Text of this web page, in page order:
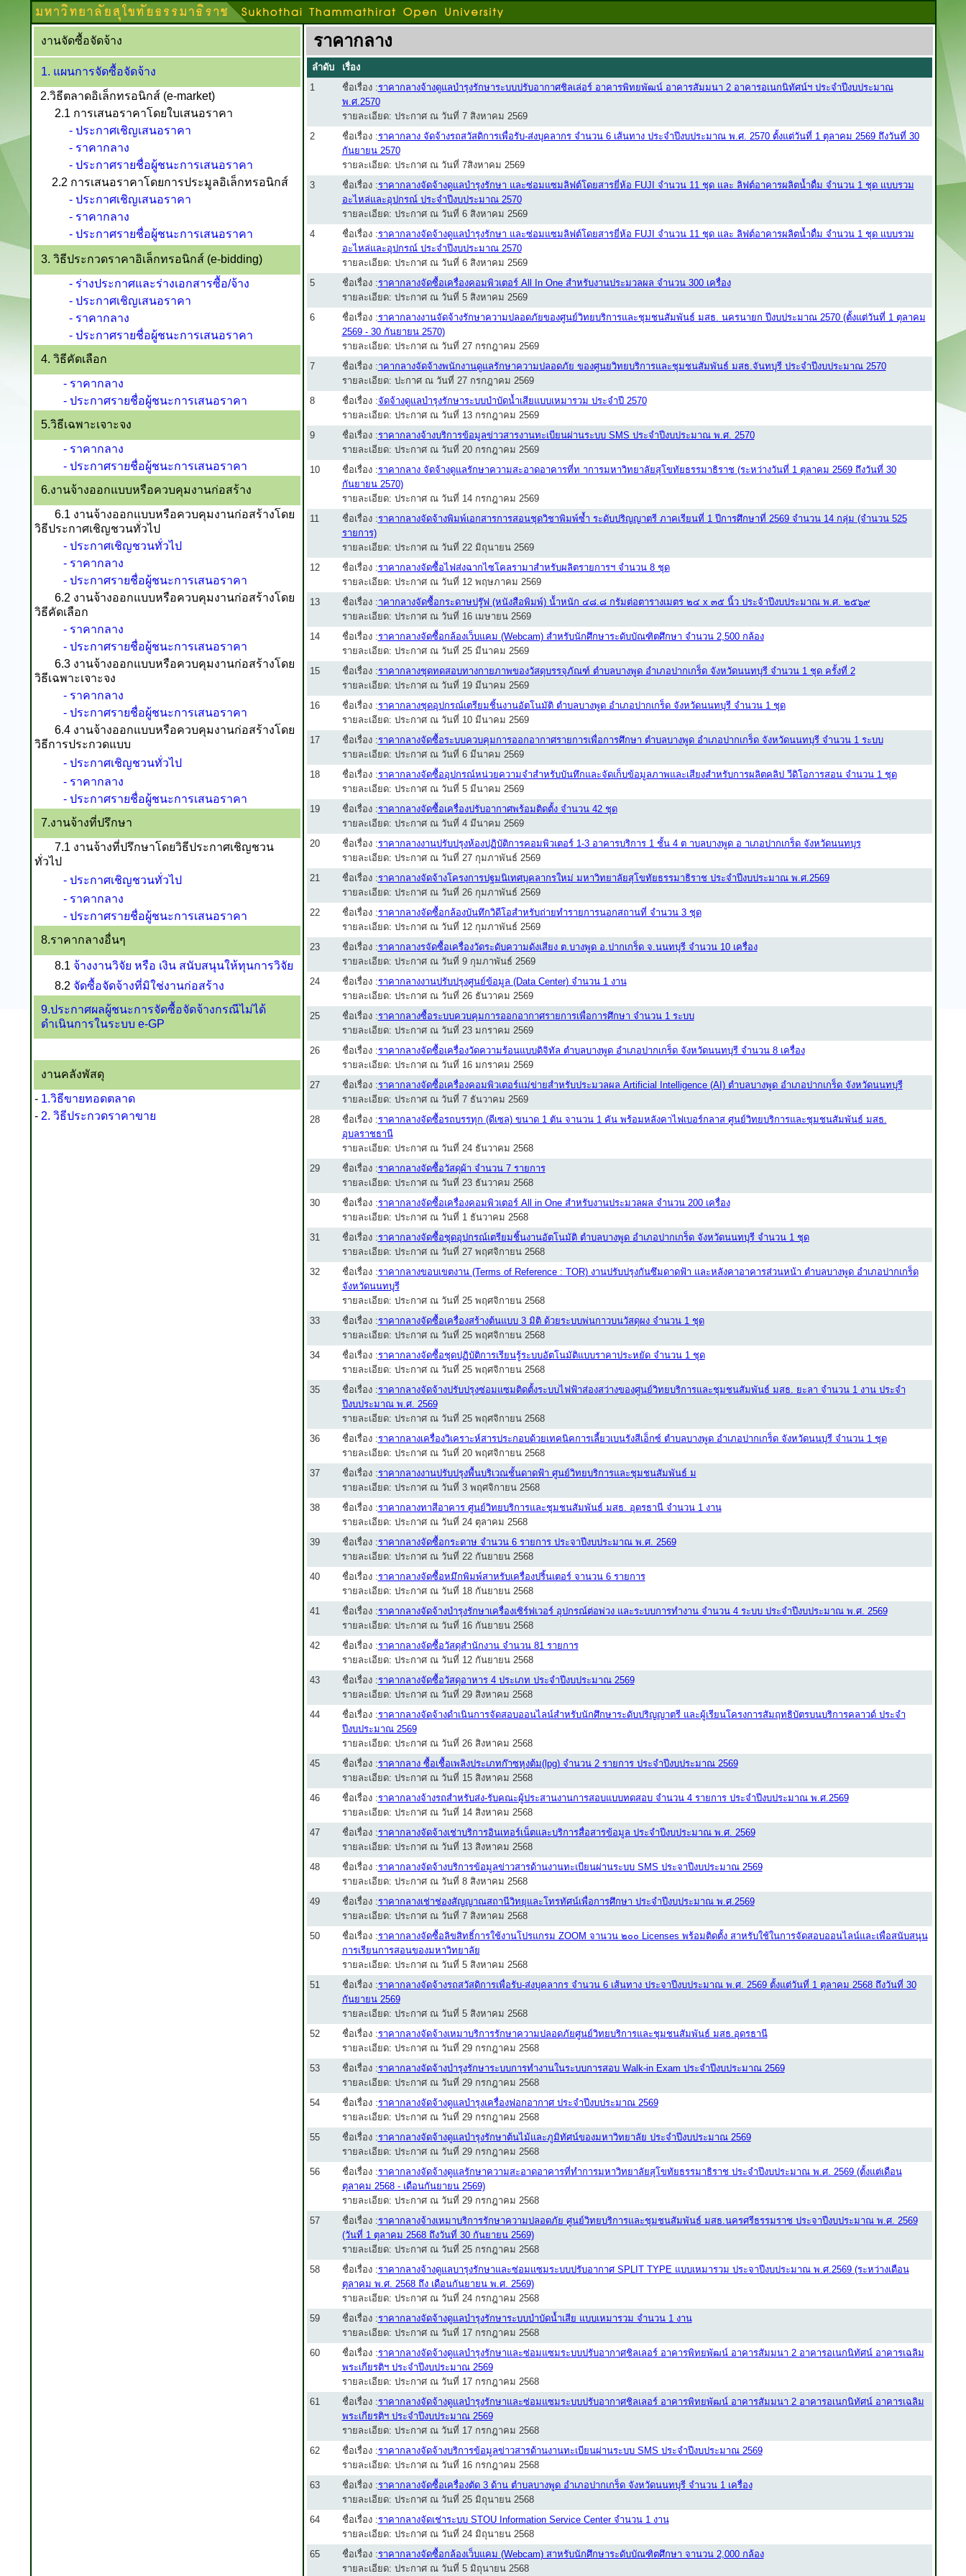
งานจัดซื้อจัดจ้าง
1. แผนการจัดซื้อจัดจ้าง
2.วิธีตลาดอิเล็กทรอนิกส์ (e-market)
2.1 การเสนอราคาโดยใบเสนอราคา
- ประกาศเชิญเสนอราคา
- ราคากลาง
- ประกาศรายชื่อผู้ชนะการเสนอราคา
2.2 การเสนอราคาโดยการประมูลอิเล็กทรอนิกส์
- ประกาศเชิญเสนอราคา
- ราคากลาง
- ประกาศรายชื่อผู้ชนะการเสนอราคา
3. วิธีประกวดราคาอิเล็กทรอนิกส์ (e-bidding)
- ร่างประกาศและร่างเอกสารซื้อ/จ้าง
- ประกาศเชิญเสนอราคา
- ราคากลาง
- ประกาศรายชื่อผู้ชนะการเสนอราคา
4. วิธีคัดเลือก
- ราคากลาง
- ประกาศรายชื่อผู้ชนะการเสนอราคา
5.วิธีเฉพาะเจาะจง
- ราคากลาง
- ประกาศรายชื่อผู้ชนะการเสนอราคา
6.งานจ้างออกแบบหรือควบคุมงานก่อสร้าง
6.1 งานจ้างออกแบบหรือควบคุมงานก่อสร้างโดย
วิธีประกาศเชิญชวนทั่วไป
- ประกาศเชิญชวนทั่วไป
- ราคากลาง
- ประกาศรายชื่อผู้ชนะการเสนอราคา
6.2 งานจ้างออกแบบหรือควบคุมงานก่อสร้างโดย
วิธีคัดเลือก
- ราคากลาง
- ประกาศรายชื่อผู้ชนะการเสนอราคา
6.3 งานจ้างออกแบบหรือควบคุมงานก่อสร้างโดย
วิธีเฉพาะเจาะจง
- ราคากลาง
- ประกาศรายชื่อผู้ชนะการเสนอราคา
6.4 งานจ้างออกแบบหรือควบคุมงานก่อสร้างโดย
วิธีการประกวดแบบ
- ประกาศเชิญชวนทั่วไป
- ราคากลาง
- ประกาศรายชื่อผู้ชนะการเสนอราคา
7.งานจ้างที่ปรึกษา
7.1 งานจ้างที่ปรึกษาโดยวิธีประกาศเชิญชวน
ทั่วไป
- ประกาศเชิญชวนทั่วไป
- ราคากลาง
- ประกาศรายชื่อผู้ชนะการเสนอราคา
8.ราคากลางอื่นๆ
8.1 จ้างงานวิจัย หรือ เงิน สนับสนุนให้ทุนการวิจัย
8.2 จัดซื้อจัดจ้างที่มิใช่งานก่อสร้าง
9.ประกาศผลผู้ชนะการจัดซื้อจัดจ้างกรณีไม่ได้
ดำเนินการในระบบ e-GP
งานคลังพัสดุ
- 1.วิธีขายทอดตลาด
- 2. วิธีประกวดราคาขาย
ราคากลาง
ลำดับ
เรื่อง
1
ชื่อเรื่อง :ราคากลางจ้างดูแลบำรุงรักษาระบบปรับอากาศชิลเล่อร์ อาคารพิทยพัฒน์ อาคารสัมมนา 2 อาคารอเนกนิทัศน์ฯ ประจำปีงบประมาณ
พ.ศ.2570
รายละเอียด: ประกาศ ณ วันที่ 7 สิงหาคม 2569
2
ชื่อเรื่อง :ราคากลาง จัดจ้างรถสวัสดิการเพื่อรับ-ส่งบุคลากร จำนวน 6 เส้นทาง ประจำปีงบประมาณ พ.ศ. 2570 ตั้งแต่วันที่ 1 ตุลาคม 2569 ถึงวันที่ 30
กันยายน 2570
รายละเอียด: ประกาศ ณ วันที่ 7สิงหาคม 2569
3
ชื่อเรื่อง :ราคากลางจัดจ้างดูแลบำรุงรักษา และซ่อมแซมลิฟต์โดยสารยี่ห้อ FUJI จำนวน 11 ชุด และ ลิฟต์อาคารผลิตน้ำดื่ม จำนวน 1 ชุด แบบรวม
อะไหล่และอุปกรณ์ ประจำปีงบประมาณ 2570
รายละเอียด: ประกาศ ณ วันที่ 6 สิงหาคม 2569
4
ชื่อเรื่อง :ราคากลางจัดจ้างดูแลบำรุงรักษา และซ่อมแซมลิฟต์โดยสารยี่ห้อ FUJI จำนวน 11 ชุด และ ลิฟต์อาคารผลิตน้ำดื่ม จำนวน 1 ชุด แบบรวม
อะไหล่และอุปกรณ์ ประจำปีงบประมาณ 2570
รายละเอียด: ประกาศ ณ วันที่ 6 สิงหาคม 2569
5
ชื่อเรื่อง :ราคากลางจัดซื้อเครื่องคอมพิวเตอร์ All In One สำหรับงานประมวลผล จำนวน 300 เครื่อง
รายละเอียด: ประกาศ ณ วันที่ 5 สิงหาคม 2569
6
ชื่อเรื่อง :ราคากลางงานจัดจ้างรักษาความปลอดภัยของศูนย์วิทยบริการและชุมชนสัมพันธ์ มสธ. นครนายก ปีงบประมาณ 2570 (ตั้งแต่วันที่ 1 ตุลาคม
2569 - 30 กันยายน 2570)
รายละเอียด: ประกาศ ณ วันที่ 27 กรกฎาคม 2569
7
ชื่อเรื่อง :าคากลางจัดจ้างพนักงานดูแลรักษาความปลอดภัย ของศูนยวิทยบริการและชุมชนสัมพันธ์ มสธ.จันทบุรี ประจําปีงบประมาณ 2570
รายละเอียด: ปะกาศ ณ วันที่ 27 กรกฎาคม 2569
8
ชื่อเรื่อง :จัดจ้างดูแลบำรุงรักษาระบบบำบัดน้ำเสียแบบเหมารวม ประจำปี 2570
รายละเอียด: ประกาศ ณ วันที่ 13 กรกฎาคม 2569
9
ชื่อเรื่อง :ราคากลางจ้างบริการข้อมูลข่าวสารงานทะเบียนผ่านระบบ SMS ประจำปีงบประมาณ พ.ศ. 2570
รายละเอียด: ประกาศ ณ วันที่ 20 กรกฎาคม 2569
10
ชื่อเรื่อง :ราคากลาง จัดจ้างดูแลรักษาความสะอาดอาคารที่ท าการมหาวิทยาลัยสุโขทัยธรรมาธิราช (ระหว่างวันที่ 1 ตุลาคม 2569 ถึงวันที่ 30
กันยายน 2570)
รายละเอียด: ประกาศ ณ วันที่ 14 กรกฎาคม 2569
11
ชื่อเรื่อง :ราคากลางจัดจ้างพิมพ์เอกสารการสอนชุดวิชาพิมพ์ซ้ำ ระดับปริญญาตรี ภาคเรียนที่ 1 ปีการศึกษาที่ 2569 จำนวน 14 กลุ่ม (จำนวน 525
รายการ)
รายละเอียด: ประกาศ ณ วันที่ 22 มิถุนายน 2569
12
ชื่อเรื่อง :ราคากลางจัดซื้อไฟส่งฉากไซโคลรามาสำหรับผลิตรายการฯ จำนวน 8 ชุด
รายละเอียด: ประกาศ ณ วันที่ 12 พฤษภาคม 2569
13
ชื่อเรื่อง :าคากลางจัดซื้อกระดาษปรู๊ฟ (หนังสือพิมพ์) น้้าหนัก ๔๘.๘ กรัมต่อตารางเมตร ๒๔ x ๓๕ นิ้ว ประจ้าปีงบประมาณ พ.ศ. ๒๕๖๙
รายละเอียด: ประกาศ ณ วันที่ 16 เมษายน 2569
14
ชื่อเรื่อง :ราคากลางจัดซื้อกล้องเว็บแคม (Webcam) สำหรับนักศึกษาระดับบัณฑิตศึกษา จำนวน 2,500 กล้อง
รายละเอียด: ประกาศ ณ วันที่ 25 มีนาคม 2569
15
ชื่อเรื่อง :ราคากลางชุดทดสอบทางกายภาพของวัสดุบรรจุภัณฑ์ ตำบลบางพูด อำเภอปากเกร็ด จังหวัดนนทบุรี จำนวน 1 ชุด ครั้งที่ 2
รายละเอียด: ประกาศ ณ วันที่ 19 มีนาคม 2569
16
ชื่อเรื่อง :ราคากลางชุดอุปกรณ์เตรียมชิ้นงานอัตโนมัติ ตำบลบางพูด อำเภอปากเกร็ด จังหวัดนนทบุรี จำนวน 1 ชุด
รายละเอียด: ประกาศ ณ วันที่ 10 มีนาคม 2569
17
ชื่อเรื่อง :ราคากลางจัดซื้อระบบควบคุมการออกอากาศรายการเพื่อการศึกษา ตำบลบางพูด อำเภอปากเกร็ด จังหวัดนนทบุรี จำนวน 1 ระบบ
รายละเอียด: ประกาศ ณ วันที่ 6 มีนาคม 2569
18
ชื่อเรื่อง :ราคากลางจัดซื้ออุปกรณ์หน่วยความจำสำหรับบันทึกและจัดเก็บข้อมูลภาพและเสียงสำหรับการผลิตคลิป วีดิโอการสอน จำนวน 1 ชุด
รายละเอียด: ประกาศ ณ วันที่ 5 มีนาคม 2569
19
ชื่อเรื่อง :ราคากลางจัดซื้อเครื่องปรับอากาศพร้อมติดตั้ง จำนวน 42 ชุด
รายละเอียด: ประกาศ ณ วันที่ 4 มีนาคม 2569
20
ชื่อเรื่อง :ราคากลางงานปรับปรุงห้องปฏิบัติการคอมพิวเตอร์ 1-3 อาคารบริการ 1 ชั้น 4 ต าบลบางพูด อ าเภอปากเกร็ด จังหวัดนนทบุร
รายละเอียด: ประกาศ ณ วันที่ 27 กุมภาพันธ์ 2569
21
ชื่อเรื่อง :ราคากลางจัดจ้างโครงการปฐมนิเทศบุคลากรใหม่ มหาวิทยาลัยสุโขทัยธรรมาธิราช ประจำปีงบประมาณ พ.ศ.2569
รายละเอียด: ประกาศ ณ วันที่ 26 กุมภาพันธ์ 2569
22
ชื่อเรื่อง :ราคากลางจัดซื้อกล้องบันทึกวิดีโอสำหรับถ่ายทำรายการนอกสถานที่ จำนวน 3 ชุด
รายละเอียด: ประกาศ ณ วันที่ 12 กุมภาพันธ์ 2569
23
ชื่อเรื่อง :ราคากลางรจัดซื้อเครื่องวัดระดับความดังเสียง ต.บางพูด อ.ปากเกร็ด จ.นนทบุรี จำนวน 10 เครื่อง
รายละเอียด: ประกาศ ณ วันที่ 9 กุมภาพันธ์ 2569
24
ชื่อเรื่อง :ราคากลางงานปรับปรุงศูนย์ข้อมูล (Data Center) จำนวน 1 งาน
รายละเอียด: ประกาศ ณ วันที่ 26 ธันวาคม 2569
25
ชื่อเรื่อง :ราคากลางซื้อระบบควบคุมการออกอากาศรายการเพื่อการศึกษา จำนวน 1 ระบบ
รายละเอียด: ประกาศ ณ วันที่ 23 มกราคม 2569
26
ชื่อเรื่อง :ราคากลางจัดซื้อเครื่องวัดความร้อนแบบดิจิทัล ตำบลบางพูด อำเภอปากเกร็ด จังหวัดนนทบุรี จำนวน 8 เครื่อง
รายละเอียด: ประกาศ ณ วันที่ 16 มกราคม 2569
27
ชื่อเรื่อง :ราคากลางจัดซื้อเครื่องคอมพิวเตอร์แม่ข่ายสำหรับประมวลผล Artificial Intelligence (AI) ตำบลบางพูด อำเภอปากเกร็ด จังหวัดนนทบุรี
รายละเอียด: ประกาศ ณ วันที่ 7 ธันวาคม 2569
28
ชื่อเรื่อง :ราคากลางจัดซื้อรถบรรทุก (ดีเซล) ขนาด 1 ตัน จานวน 1 คัน พร้อมหลังคาไฟเบอร์กลาส ศูนย์วิทยบริการและชุมชนสัมพันธ์ มสธ.
อุบลราชธานี
รายละเอียด: ประกาศ ณ วันที่ 24 ธันวาคม 2568
29
ชื่อเรื่อง :ราคากลางจัดซื้อวัสดุผ้า จำนวน 7 รายการ
รายละเอียด: ประกาศ ณ วันที่ 23 ธันวาคม 2568
30
ชื่อเรื่อง :ราคากลางจัดซื้อเครื่องคอมพิวเตอร์ All in One สำหรับงานประมวลผล จำนวน 200 เครื่อง
รายละเอียด: ประกาศ ณ วันที่ 1 ธันวาคม 2568
31
ชื่อเรื่อง :ราคากลางจัดซื้อชุดอุปกรณ์เตรียมชิ้นงานอัตโนมัติ ตำบลบางพูด อำเภอปากเกร็ด จังหวัดนนทบุรี จำนวน 1 ชุด
รายละเอียด: ประกาศ ณ วันที่ 27 พฤศจิกายน 2568
32
ชื่อเรื่อง :ราคากลางขอบเขตงาน (Terms of Reference : TOR) งานปรับปรุงกันซึมดาดฟ้า และหลังคาอาคารส่วนหน้า ตำบลบางพูด อำเภอปากเกร็ด
จังหวัดนนทบุรี
รายละเอียด: ประกาศ ณ วันที่ 25 พฤศจิกายน 2568
33
ชื่อเรื่อง :ราคากลางจัดซื้อเครื่องสร้างต้นแบบ 3 มิติ ด้วยระบบพ่นกาวบนวัสดุผง จำนวน 1 ชุด
รายละเอียด: ประกาศ ณ วันที่ 25 พฤศจิกายน 2568
34
ชื่อเรื่อง :ราคากลางจัดซื้อชุดปฏิบัติการเรียนรู้ระบบอัตโนมัติแบบราคาประหยัด จำนวน 1 ชุด
รายละเอียด: ประกาศ ณ วันที่ 25 พฤศจิกายน 2568
35
ชื่อเรื่อง :ราคากลางจัดจ้างปรับปรุงซ่อมแซมติดตั้งระบบไฟฟ้าส่องสว่างของศูนย์วิทยบริการและชุมชนสัมพันธ์ มสธ. ยะลา จำนวน 1 งาน ประจำ
ปีงบประมาณ พ.ศ. 2569
รายละเอียด: ประกาศ ณ วันที่ 25 พฤศจิกายน 2568
36
ชื่อเรื่อง :ราคากลางเครื่องวิเคราะห์สารประกอบด้วยเทคนิคการเลี้ยวเบนรังสีเอ็กซ์ ตำบลบางพูด อำเภอปากเกร็ด จังหวัดนนบุรี จำนวน 1 ชุด
รายละเอียด: ประกาศ ณ วันที่ 20 พฤศจิกายน 2568
37
ชื่อเรื่อง :ราคากลางงานปรับปรุงพื้นบริเวณชั้นดาดฟ้า ศูนย์วิทยบริการและชุมชนสัมพันธ์ ม
รายละเอียด: ประกาศ ณ วันที่ 3 พฤศจิกายน 2568
38
ชื่อเรื่อง :ราคากลางทาสีอาคาร ศูนย์วิทยบริการและชุมชนสัมพันธ์ มสธ. อุดรธานี จำนวน 1 งาน
รายละเอียด: ประกาศ ณ วันที่ 24 ตุลาคม 2568
39
ชื่อเรื่อง :ราคากลางจัดซื้อกระดาษ จำนวน 6 รายการ ประจาปีงบประมาณ พ.ศ. 2569
รายละเอียด: ประกาศ ณ วันที่ 22 กันยายน 2568
40
ชื่อเรื่อง :ราคากลางจัดซื้อหมึกพิมพ์สาหรับเครื่องปริ้นเตอร์ จานวน 6 รายการ
รายละเอียด: ประกาศ ณ วันที่ 18 กันยายน 2568
41
ชื่อเรื่อง :ราคากลางจัดจ้างบำรุงรักษาเครื่องเซิร์ฟเวอร์ อุปกรณ์ต่อพ่วง และระบบการทำงาน จำนวน 4 ระบบ ประจำปีงบประมาณ พ.ศ. 2569
รายละเอียด: ประกาศ ณ วันที่ 16 กันยายน 2568
42
ชื่อเรื่อง :ราคากลางจัดซื้อวัสดุสำนักงาน จำนวน 81 รายการ
รายละเอียด: ประกาศ ณ วันที่ 12 กันยายน 2568
43
ชื่อเรื่อง :ราคากลางจัดซื้อวัสดุอาหาร 4 ประเภท ประจำปีงบประมาณ 2569
รายละเอียด: ประกาศ ณ วันที่ 29 สิงหาคม 2568
44
ชื่อเรื่อง :ราคากลางจัดจ้างดำเนินการจัดสอบออนไลน์สำหรับนักศึกษาระดับปริญญาตรี และผู้เรียนโครงการสัมฤทธิบัตรบนบริการคลาวด์ ประจำ
ปีงบประมาณ 2569
รายละเอียด: ประกาศ ณ วันที่ 26 สิงหาคม 2568
45
ชื่อเรื่อง :ราคากลาง ซื้อเชื้อเพลิงประเภทก๊าซหุงต้ม(lpg) จำนวน 2 รายการ ประจำปีงบประมาณ 2569
รายละเอียด: ประกาศ ณ วันที่ 15 สิงหาคม 2568
46
ชื่อเรื่อง :ราคากลางจ้างรถสำหรับส่ง-รับคณะผู้ประสานงานการสอบแบบทดสอบ จำนวน 4 รายการ ประจำปีงบประมาณ พ.ศ.2569
รายละเอียด: ประกาศ ณ วันที่ 14 สิงหาคม 2568
47
ชื่อเรื่อง :ราคากลางจัดจ้างเช่าบริการอินเทอร์เน็ตและบริการสื่อสารข้อมูล ประจำปีงบประมาณ พ.ศ. 2569
รายละเอียด: ประกาศ ณ วันที่ 13 สิงหาคม 2568
48
ชื่อเรื่อง :ราคากลางจัดจ้างบริการข้อมูลข่าวสารด้านงานทะเบียนผ่านระบบ SMS ประจาปีงบประมาณ 2569
รายละเอียด: ประกาศ ณ วันที่ 8 สิงหาคม 2568
49
ชื่อเรื่อง :ราคากลางเช่าช่องสัญญาณสถานีวิทยุและโทรทัศน์เพื่อการศึกษา ประจำปีงบประมาณ พ.ศ.2569
รายละเอียด: ประกาศ ณ วันที่ 7 สิงหาคม 2568
50
ชื่อเรื่อง :ราคากลางจัดซื้อลิขสิทธิ์การใช้งานโปรแกรม ZOOM จานวน ๒๐๐ Licenses พร้อมติดตั้ง สาหรับใช้ในการจัดสอบออนไลน์และเพื่อสนับสนุน
การเรียนการสอนของมหาวิทยาลัย
รายละเอียด: ประกาศ ณ วันที่ 5 สิงหาคม 2568
51
ชื่อเรื่อง :ราคากลางจัดจ้างรถสวัสดิการเพื่อรับ-ส่งบุคลากร จำนวน 6 เส้นทาง ประจาปีงบประมาณ พ.ศ. 2569 ตั้งแต่วันที่ 1 ตุลาคม 2568 ถึงวันที่ 30
กันยายน 2569
รายละเอียด: ประกาศ ณ วันที่ 5 สิงหาคม 2568
52
ชื่อเรื่อง :ราคากลางจัดจ้างเหมาบริการรักษาความปลอดภัยศูนย์วิทยบริการและชุมชนสัมพันธ์ มสธ.อุดรธานี
รายละเอียด: ประกาศ ณ วันที่ 29 กรกฎาคม 2568
53
ชื่อเรื่อง :ราคากลางจัดจ้างบำรุงรักษาระบบการทำงานในระบบการสอบ Walk-in Exam ประจำปีงบประมาณ 2569
รายละเอียด: ประกาศ ณ วันที่ 29 กรกฎาคม 2568
54
ชื่อเรื่อง :ราคากลางจัดจ้างดูแลบำรุงเครื่องฟอกอากาศ ประจำปีงบประมาณ 2569
รายละเอียด: ประกาศ ณ วันที่ 29 กรกฎาคม 2568
55
ชื่อเรื่อง :ราคากลางจัดจ้างดูแลบำรุงรักษาต้นไม้และภูมิทัศน์ของมหาวิทยาลัย ประจำปีงบประมาณ 2569
รายละเอียด: ประกาศ ณ วันที่ 29 กรกฎาคม 2568
56
ชื่อเรื่อง :ราคากลางจัดจ้างดูแลรักษาความสะอาดอาคารที่ทำการมหาวิทยาลัยสุโขทัยธรรมาธิราช ประจำปีงบประมาณ พ.ศ. 2569 (ตั้งแต่เดือน
ตุลาคม 2568 - เดือนกันยายน 2569)
รายละเอียด: ประกาศ ณ วันที่ 29 กรกฎาคม 2568
57
ชื่อเรื่อง :ราคากลางจ้างเหมาบริการรักษาความปลอดภัย ศูนย์วิทยบริการและชุมชนสัมพันธ์ มสธ.นครศรีธรรมราช ประจาปีงบประมาณ พ.ศ. 2569
(วันที่ 1 ตุลาคม 2568 ถึงวันที่ 30 กันยายน 2569)
รายละเอียด: ประกาศ ณ วันที่ 25 กรกฎาคม 2568
58
ชื่อเรื่อง :ราคากลางจ้างดูแลบารุงรักษาและซ่อมแซมระบบปรับอากาศ SPLIT TYPE แบบเหมารวม ประจาปีงบประมาณ พ.ศ.2569 (ระหว่างเดือน
ตุลาคม พ.ศ. 2568 ถึง เดือนกันยายน พ.ศ. 2569)
รายละเอียด: ประกาศ ณ วันที่ 24 กรกฎาคม 2568
59
ชื่อเรื่อง :ราคากลางจัดจ้างดูแลบำรุงรักษาระบบบำบัดน้ำเสีย แบบเหมารวม จำนวน 1 งาน
รายละเอียด: ประกาศ ณ วันที่ 17 กรกฎาคม 2568
60
ชื่อเรื่อง :ราคากลางจัดจ้างดูแลบำรุงรักษาและซ่อมแซมระบบปรับอากาศชิลเลอร์ อาคารพิทยพัฒน์ อาคารสัมมนา 2 อาคารอเนกนิทัศน์ อาคารเฉลิม
พระเกียรติฯ ประจำปีงบประมาณ 2569
รายละเอียด: ประกาศ ณ วันที่ 17 กรกฎาคม 2568
61
ชื่อเรื่อง :ราคากลางจัดจ้างดูแลบำรุงรักษาและซ่อมแซมระบบปรับอากาศชิลเลอร์ อาคารพิทยพัฒน์ อาคารสัมมนา 2 อาคารอเนกนิทัศน์ อาคารเฉลิม
พระเกียรติฯ ประจำปีงบประมาณ 2569
รายละเอียด: ประกาศ ณ วันที่ 17 กรกฎาคม 2568
62
ชื่อเรื่อง :ราคากลางจัดจ้างบริการข้อมูลข่าวสารด้านงานทะเบียนผ่านระบบ SMS ประจำปีงบประมาณ 2569
รายละเอียด: ประกาศ ณ วันที่ 16 กรกฎาคม 2568
63
ชื่อเรื่อง :ราคากลางจัดซื้อเครื่องตัด 3 ด้าน ตำบลบางพูด อำเภอปากเกร็ด จังหวัดนนทบุรี จำนวน 1 เครื่อง
รายละเอียด: ประกาศ ณ วันที่ 25 มิถุนายน 2568
64
ชื่อเรื่อง :ราคากลางจัดเช่าระบบ STOU Information Service Center จำนวน 1 งาน
รายละเอียด: ประกาศ ณ วันที่ 24 มิถุนายน 2568
65
ชื่อเรื่อง :ราคากลางจัดซื้อกล้องเว็บแคม (Webcam) สาหรับนักศึกษาระดับบัณฑิตศึกษา จานวน 2,000 กล้อง
รายละเอียด: ประกาศ ณ วันที่ 5 มิถุนายน 2568